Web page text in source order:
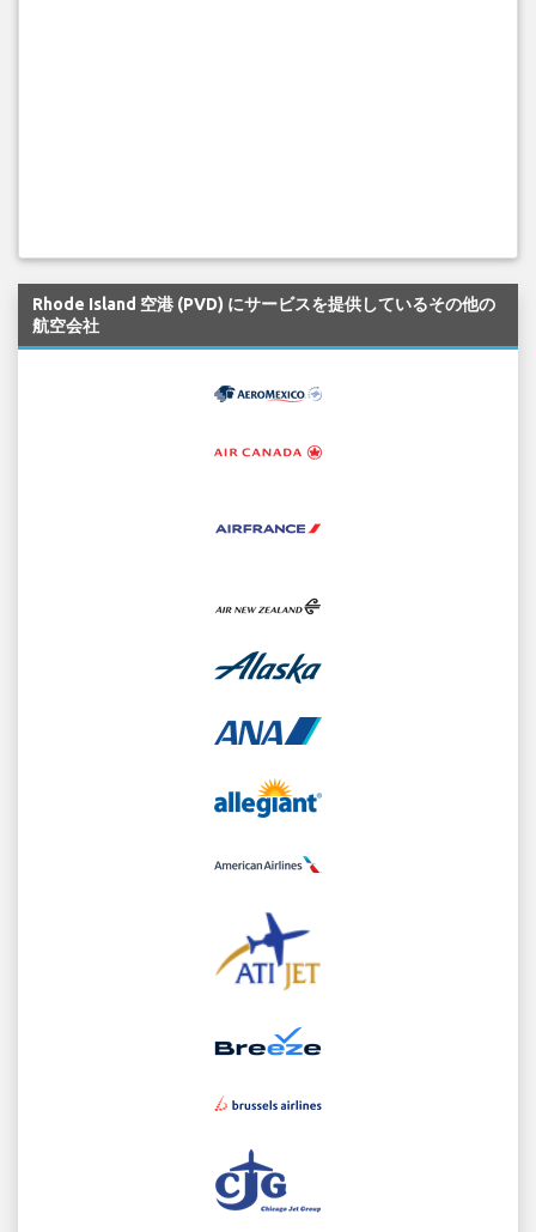
Rhode Island 空港 (PVD) にサービスを提供しているその他の
航空会社